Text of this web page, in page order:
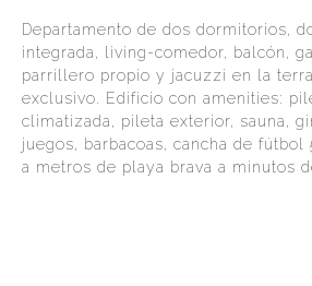
Departamento de dos dormitorios,
integrada, living-comedor, balcón,
parrillero propio y jacuzzi en la
exclusivo. Edificio con amenities:
climatizada, pileta exterior, sauna,
juegos, barbacoas, cancha de
a metros de playa brava a minutos